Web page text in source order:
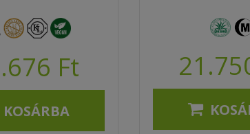
Ft
KOSÁRBA